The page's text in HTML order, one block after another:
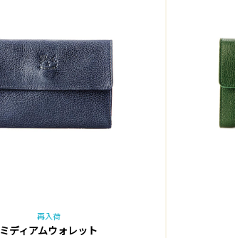
再入荷
ミディアムウォレット